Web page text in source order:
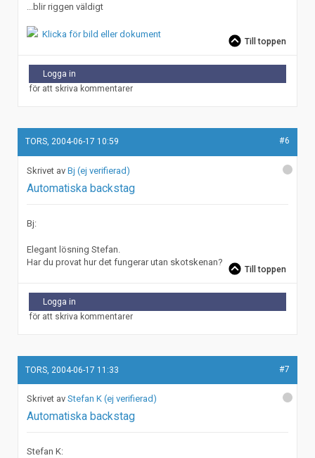
...blir riggen väldigt
Klicka för bild eller dokument
Till toppen
Logga in
för att skriva kommentarer
TORS, 2004-06-17 10:59 #6
Bj (ej verifierad)
Automatiska backstag
Bj:
Elegant lösning Stefan.
Har du provat hur det fungerar utan skotskenan?
Till toppen
Logga in
för att skriva kommentarer
TORS, 2004-06-17 11:33 #7
Stefan K (ej verifierad)
Automatiska backstag
Stefan K: